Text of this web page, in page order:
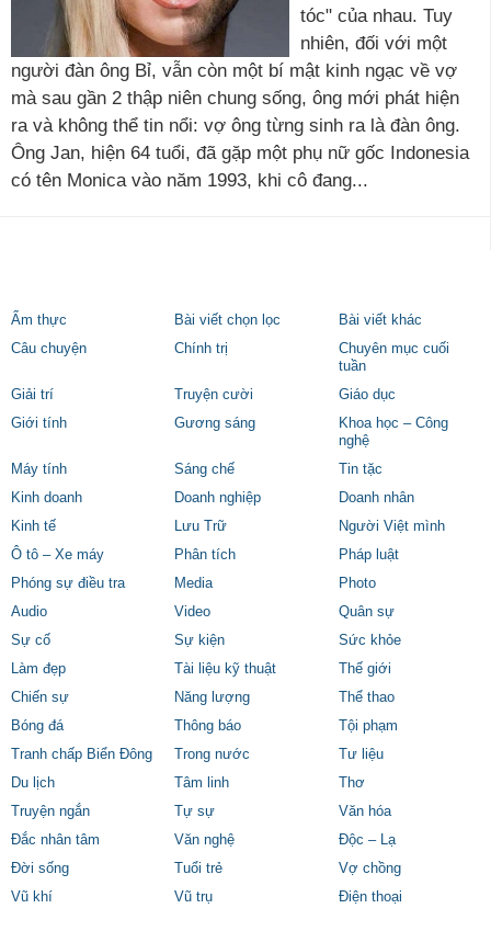
tóc" của nhau. Tuy
nhiên, đối với một
người đàn ông Bỉ, vẫn còn một bí mật kinh ngạc về vợ
mà sau gần 2 thập niên chung sống, ông mới phát hiện
ra và không thể tin nổi: vợ ông từng sinh ra là đàn ông.
Ông Jan, hiện 64 tuổi, đã gặp một phụ nữ gốc Indonesia
có tên Monica vào năm 1993, khi cô đang...
Ẩm thực Bài viết chọn lọc
Bài viết khác
Câu chuyện
Chính trị
Chuyên mục cuối
tuần
Giải trí
Truyện cười
Giáo dục
Giới tính
Gương sáng
Khoa học – Công
nghệ
Máy tính
Sáng chế
Tin tặc
Kinh doanh
Doanh nghiệp
Doanh nhân
Kinh tế
Lưu Trữ
Người Việt mình
Ô tô – Xe máy
Phân tích
Pháp luật
Phóng sự điều tra
Media
Photo
Audio
Video
Quân sự
Sự cố
Sự kiện
Sức khỏe
Làm đẹp
Tài liệu kỹ thuật
Thế giới
Chiến sự
Năng lượng
Thể thao
Bóng đá
Thông báo
Tội phạm
Tranh chấp Biển Đông
Trong nước
Tư liệu
Du lịch
Tâm linh
Thơ
Truyện ngắn
Tự sự
Văn hóa
Đắc nhân tâm
Văn nghệ
Độc – Lạ
Đời sống
Tuổi trẻ
Vợ chồng
Vũ khí
Vũ trụ Điện thoại